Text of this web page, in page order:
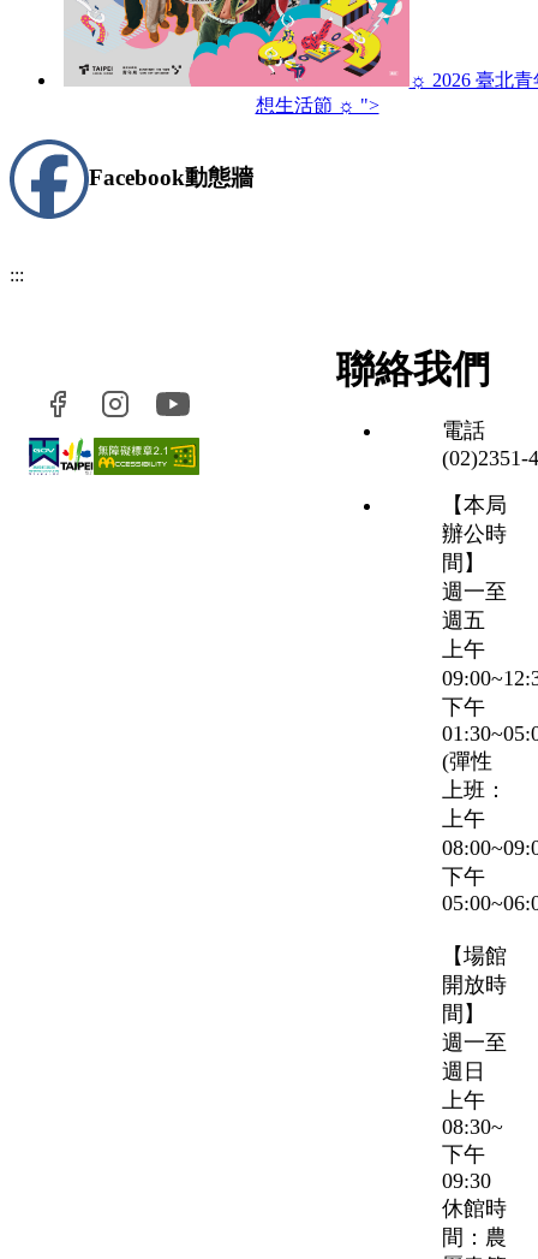
☼ 2026 臺北青
想生活節 ☼ ">
Facebook動態牆
:::
聯絡我們
電話
【本局
辦公時
間】
週一至
週五
上午
下午
(彈性
上班：
上午
下午
【場館
開放時
間】
週一至
週日
上午
08:30~
下午
09:30
休館時
間：農